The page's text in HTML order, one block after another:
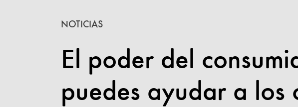
El poder del
puedes ayudar a los
NOTICIAS